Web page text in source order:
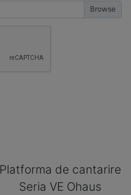
Platforma de cantarire
Seria VE Ohaus